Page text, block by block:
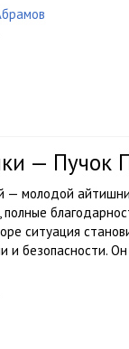
— Пучок
— молодой
полные
ситуация
и безопасности.